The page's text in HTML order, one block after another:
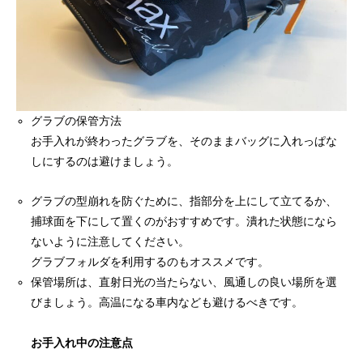
グラブの保管方法
お手入れが終わったグラブを、そのままバッグに入れっぱな
しにするのは避けましょう。
グラブの型崩れを防ぐために、指部分を上にして立てるか、
捕球面を下にして置くのがおすすめです。潰れた状態になら
ないように注意してください。
グラブフォルダを利用するのもオススメです。
保管場所は、直射日光の当たらない、風通しの良い場所を選
びましょう。高温になる車内なども避けるべきです。
お手入れ中の注意点